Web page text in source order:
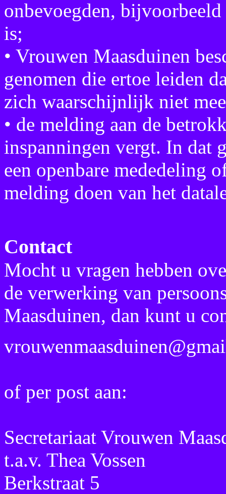
onbevoegden,
is;
• Vrouwen Maasduinen
genomen die ertoe leiden
zich waarschijnlijk niet
• de melding aan de
inspanningen vergt. In dat
een openbare mededeling
melding doen van het
Contact
Mocht u vragen hebben
de verwerking van
Maasduinen, dan kunt u
of per post aan:
Secretariaat Vrouwen
t.a.v. Thea Vossen
Berkstraat 5